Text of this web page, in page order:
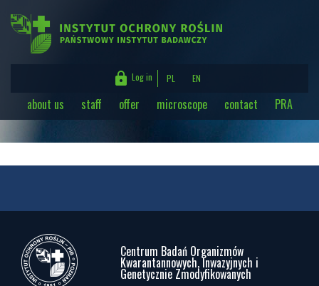
 Log in
Login (e-mail address)
PL EN
about us staff offer microscope contact PRA
Centrum Badań Organizmów
Kwarantannowych, Inwazyjnych i
Genetycznie Zmodyfikowanych